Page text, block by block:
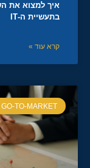
איך למצוא את
בתעשיית ה-IT
קרא עוד »
GO-TO-MARKET